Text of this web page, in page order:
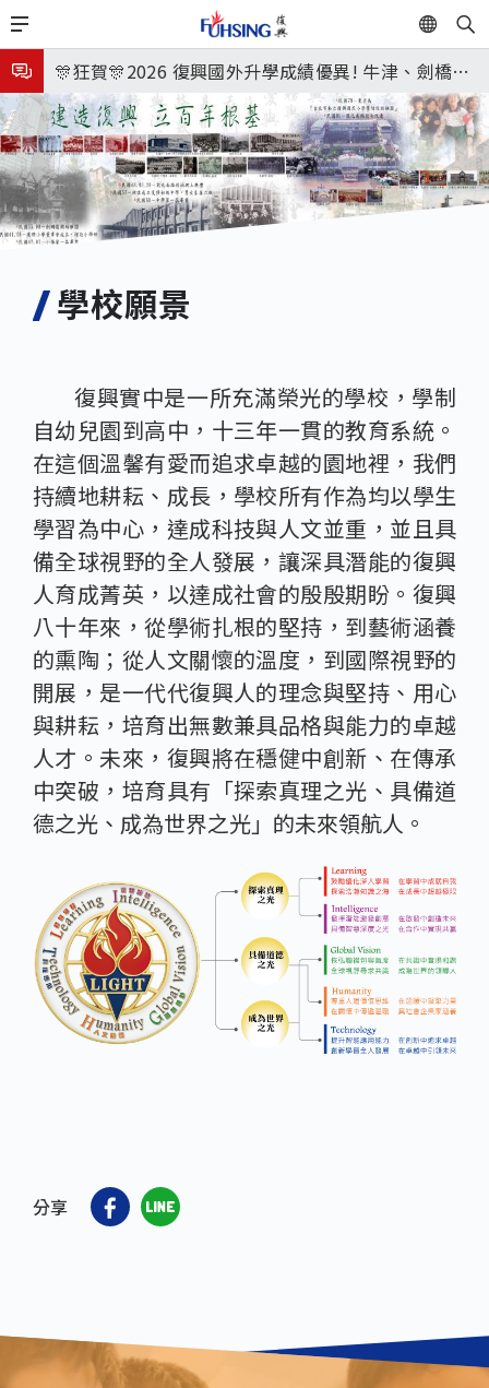
移
至
主
內
容
EN
🎉🎉🎉狂賀! 12望蘇同學榮錄MIT麻省理工學院，本校
連續兩年錄取世界第一學府！
🎊狂賀🎊2026 復興國外升學成績優異! 牛津、劍橋首
次雙星閃耀✨
115年校本部大學榜單再創佳績🎉，32％達醫學系錄
取標準、62%達台大錄取標準。各組合4科60級分9人
🎊
8月3日 分科成績公布
臺北市2026城鎮韌性(防空)演習訂於8月13日(四) 14
時30分至15時實施，全市人、車及各場所均須配合管
制與避難演練，以免受罰。
8月31日 開學日
🎉🎉🎉狂賀! 12望蘇同學榮錄MIT麻省理工學院，本校
學校願景
復興實中是一所充滿榮光的學校，學制
自幼兒園到高中，十三年一貫的教育系統。
在這個溫馨有愛而追求卓越的園地裡，我們
持續地耕耘、成長，學校所有作為均以學生
學習為中心，達成科技與人文並重，並且具
備全球視野的全人發展，讓深具潛能的復興
人育成菁英，以達成社會的殷殷期盼。復興
八十年來，從學術扎根的堅持，到藝術涵養
的熏陶；從人文關懷的溫度，到國際視野的
開展，是一代代復興人的理念與堅持、用心
與耕耘，培育出無數兼具品格與能力的卓越
人才。未來，復興將在穩健中創新、在傳承
中突破，培育具有「探索真理之光、具備道
德之光、成為世界之光」的未來領航人。
分享